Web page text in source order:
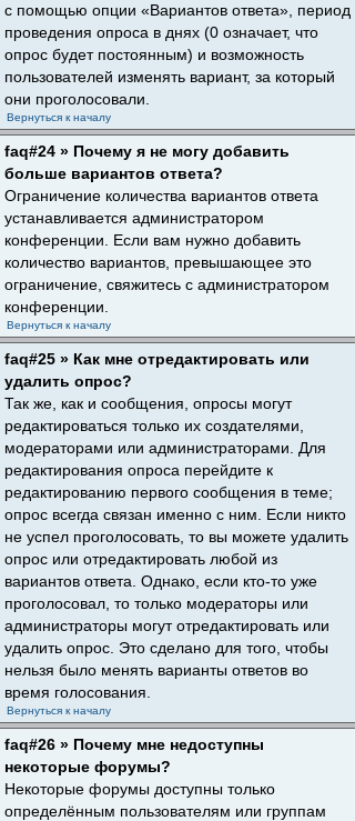
с помощью опции «Вариантов ответа», период
проведения опроса в днях (0 означает, что
опрос будет постоянным) и возможность
пользователей изменять вариант, за который
они проголосовали.
Вернуться к началу
faq#24 » Почему я не могу добавить
больше вариантов ответа?
Ограничение количества вариантов ответа
устанавливается администратором
конференции. Если вам нужно добавить
количество вариантов, превышающее это
ограничение, свяжитесь с администратором
конференции.
Вернуться к началу
faq#25 » Как мне отредактировать или
удалить опрос?
Так же, как и сообщения, опросы могут
редактироваться только их создателями,
модераторами или администраторами. Для
редактирования опроса перейдите к
редактированию первого сообщения в теме;
опрос всегда связан именно с ним. Если никто
не успел проголосовать, то вы можете удалить
опрос или отредактировать любой из
вариантов ответа. Однако, если кто-то уже
проголосовал, то только модераторы или
администраторы могут отредактировать или
удалить опрос. Это сделано для того, чтобы
нельзя было менять варианты ответов во
время голосования.
Вернуться к началу
faq#26 » Почему мне недоступны
некоторые форумы?
Некоторые форумы доступны только
определённым пользователям или группам